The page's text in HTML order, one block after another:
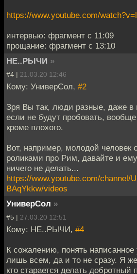
https://www.youtube.com/
интервью: фрагмент с 11:09
прощание: фрагмент с 13:10
НЕ..РЫЧИ »
#4 | 21.03.20 12:46
Кому: УниверСол, #2
Зря Вы так, люди разные, даже
если не будут пробовать, вообще
кроме плохого.
Вот, например, молодой человек
роликами про Рим, давайте и
ничего не делать...
https://www.youtube.com/channel/
BAqYkkw/videos
УниверСол »
#5 | 27.03.20 12:51
Кому: НЕ..РЫЧИ, #4
К сожалению, понять написанное
лишь всем, да и то не сразу. Я
кто старается делать добротный